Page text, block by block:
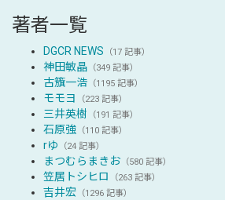
著者一覧
DGCR NEWS （17 記事）
神田敏晶 （349 記事）
古籏一浩 （1195 記事）
モモヨ （223 記事）
三井英樹 （191 記事）
石原強 （110 記事）
rゆ （24 記事）
まつむらまきお （580 記事）
笠居トシヒロ （263 記事）
吉井宏 （1296 記事）